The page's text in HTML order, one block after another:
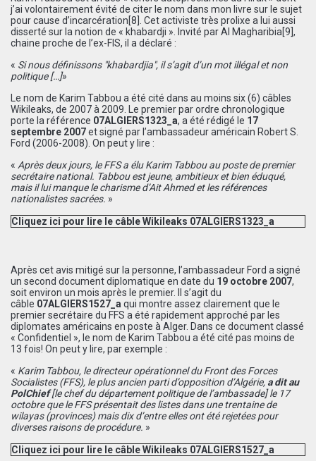
j’ai volontairement évité de citer le nom dans mon livre sur le sujet
pour cause d’incarcération[8]
. Cet activiste très prolixe a lui aussi
disserté sur la notion de « khabardji ». Invité par Al Magharibia[9] ,
chaine proche de l’ex-FIS, il a déclaré :
« Si nous définissons ″khabardjia″, il s’agit d’un mot illégal et non
politique[…]»
Le nom de Karim Tabbou a été cité dans au moins six (6) câbles
Wikileaks, de 2007 à 2009. Le premier par ordre chronologique
porte la référence 07ALGIERS1323_a, a été rédigé le 17
septembre 2007et signé par l’ambassadeur américain Robert S.
Ford (2006-2008). On peut y lire :
« Après deux jours, le FFS a élu Karim Tabbou au poste de premier
secrétaire national. Tabbou est jeune, ambitieux et bien éduqué,
mais il lui manque le charisme d’Ait Ahmed et les références
nationalistes sacrées. »
Cliquez ici pour lire le câble Wikileaks 07ALGIERS1323_a
Après cet avis mitigé sur la personne, l’ambassadeur Ford a signé
un second document diplomatique en date du 19 octobre 2007,
soit environ un mois après le premier. Il s’agit du
câble 07ALGIERS1527_a qui montre assez clairement que le
premier secrétaire du FFS a été rapidement approché par les
diplomates américains en poste à Alger. Dans ce document classé
« Confidentiel », le nom de Karim Tabbou a été cité pas moins de
13 fois! On peut y lire, par exemple :
« Karim Tabbou, le directeur opérationnel du Front des Forces
Socialistes (FFS), le plus ancien parti d’opposition d’Algérie, a dit au
PolChief[le chef du département politique de l’ambassade] le 17
octobre que le FFS présentait des listes dans une trentaine de
wilayas (provinces) mais dix d’entre elles ont été rejetées pour
diverses raisons de procédure. »
Cliquez ici pour lire le câble Wikileaks 07ALGIERS1527_a